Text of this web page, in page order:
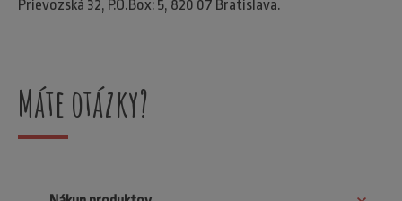
Prievozská 32, P.O.Box: 5, 820 07 Bratislava.
Máte otázky?